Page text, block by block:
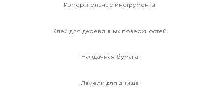
Измерительные инструменты
Клей для деревянных поверхностей
Наждачная бумага
Ламели для днища